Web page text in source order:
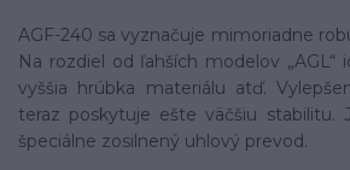
AGF-240 sa vyznačuje mimoriadne
Na rozdiel od ľahších modelov „AGL“
vyššia hrúbka materiálu atď.
teraz poskytuje ešte väčšiu stabilitu.
špeciálne zosilnený uhlový prevod.